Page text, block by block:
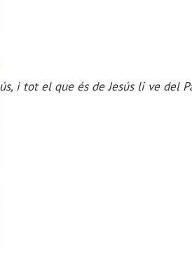
i tot el que és de Jesús li ve del